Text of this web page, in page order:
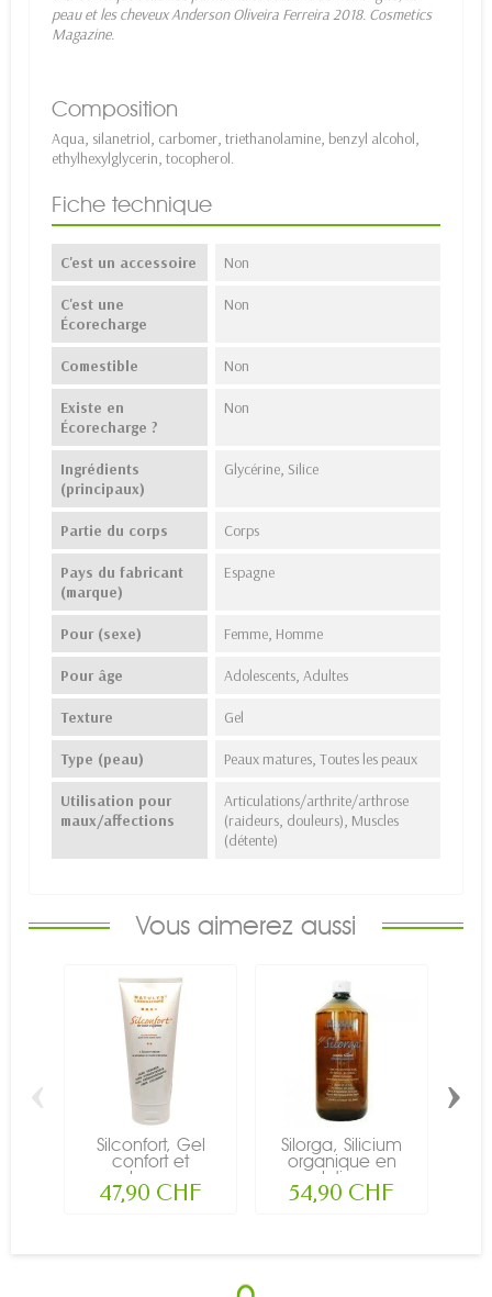
peau et les cheveux Anderson Oliveira Ferreira 2018. Cosmetics
Magazine.
Composition
Aqua, silanetriol, carbomer, triethanolamine, benzyl alcohol,
ethylhexylglycerin, tocopherol.
Fiche technique
C'est un accessoire Non
C'est une
Écorecharge
Non
Comestible Non
Existe en
Écorecharge ?
Non
Ingrédients
(principaux)
Glycérine, Silice
Partie du corps Corps
Pays du fabricant
(marque)
Espagne
Pour (sexe) Femme, Homme
Pour âge Adolescents, Adultes
Texture Gel
Type (peau) Peaux matures, Toutes les peaux
Utilisation pour
maux/affections
Articulations/arthrite/arthrose
(raideurs, douleurs), Muscles
(détente)
Vous aimerez aussi
Silconfort, Gel
confort et
souplesse au...
47,90 CHF
Silorga, Silicium
organique en
solution...
54,90 CHF
‹ ›